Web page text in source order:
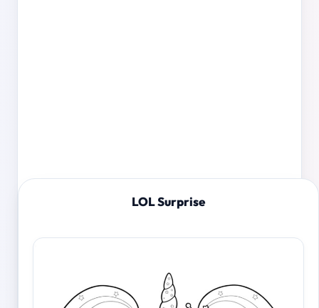
LOL Surprise